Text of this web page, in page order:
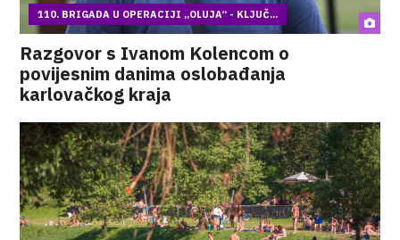
110. BRIGADA U OPERACIJI „OLUJA“ - KLJUČ...
Razgovor s Ivanom Kolencom o
povijesnim danima oslobađanja
karlovačkog kraja